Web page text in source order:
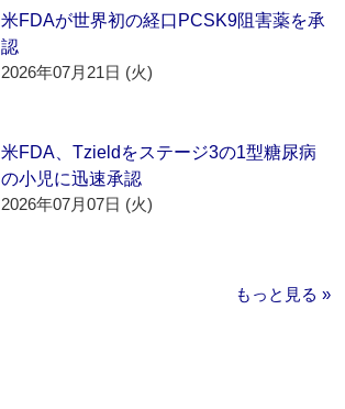
米FDAが世界初の経口PCSK9阻害薬を承
認
2026年07月21日 (火)
米FDA、Tzieldをステージ3の1型糖尿病
の小児に迅速承認
2026年07月07日 (火)
もっと見る »